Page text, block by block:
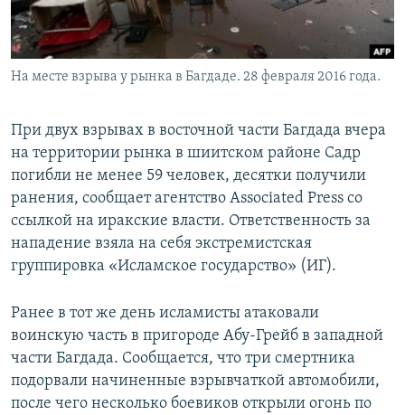
На месте взрыва у рынка в Багдаде. 28 февраля 2016 года.
При двух взрывах в восточной части Багдада вчера
на территории рынка в шиитском районе Садр
погибли не менее 59 человек, десятки получили
ранения, сообщает агентство Associated Press со
ссылкой на иракские власти. Ответственность за
нападение взяла на себя экстремистская
группировка «Исламское государство» (ИГ).
Ранее в тот же день исламисты атаковали
воинскую часть в пригороде Абу-Грейб в западной
части Багдада. Сообщается, что три смертника
подорвали начиненные взрывчаткой автомобили,
после чего несколько боевиков открыли огонь по